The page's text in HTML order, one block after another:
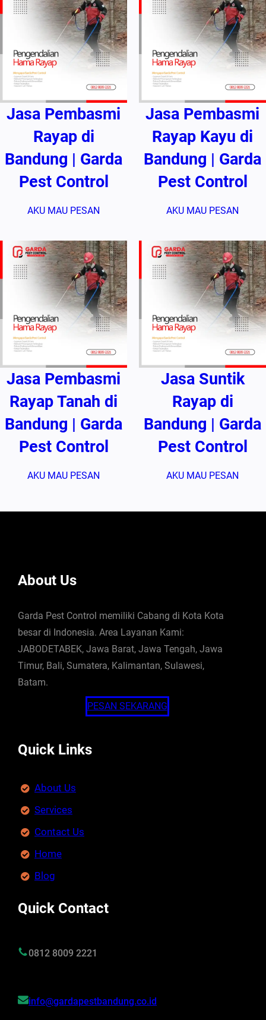
Jasa Pembasmi
Rayap di
Bandung | Garda
Pest Control
AKU MAU PESAN
Jasa Pembasmi
Rayap Kayu di
Bandung | Garda
Pest Control
AKU MAU PESAN
Jasa Pembasmi
Rayap Tanah di
Bandung | Garda
Pest Control
AKU MAU PESAN
Jasa Suntik
Rayap di
Bandung | Garda
Pest Control
AKU MAU PESAN
About Us
Garda Pest Control memiliki Cabang di Kota Kota
besar di Indonesia. Area Layanan Kami:
JABODETABEK, Jawa Barat, Jawa Tengah, Jawa
Timur, Bali, Sumatera, Kalimantan, Sulawesi,
Batam.
PESAN SEKARANG
Quick Links
About Us
Services
Contact Us
Home
Blog
Quick Contact
0812 8009 2221
info@gardapestbandung.co.id